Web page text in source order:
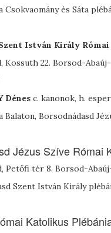
Csokvaomány és Sáta
István Király
Kossuth 22. Borsod-
Dénes c. kanonok, h.
Balaton, Borsodnádasd
Jézus Szíve Római
Petőfi tér 8. Borsod-
Szent István Király
Katolikus